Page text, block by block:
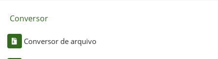
Conversor
Conversor de arquivo